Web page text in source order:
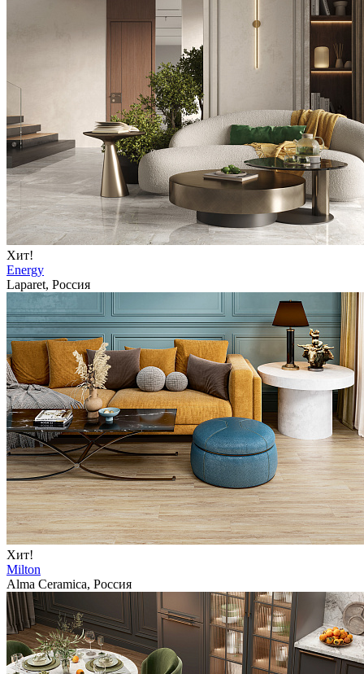
Хит!
Energy
Laparet, Россия
Хит!
Milton
Alma Ceramica, Россия